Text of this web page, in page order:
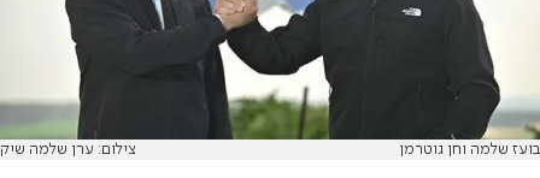
בועז שלמה וחן גוטרמן צילום: ערן שלמה שיק